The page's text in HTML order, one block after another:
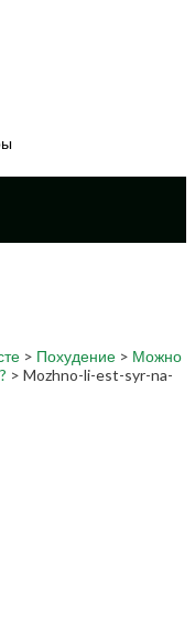
> Похудение > Можно
> Mozhno-li-est-syr-na-